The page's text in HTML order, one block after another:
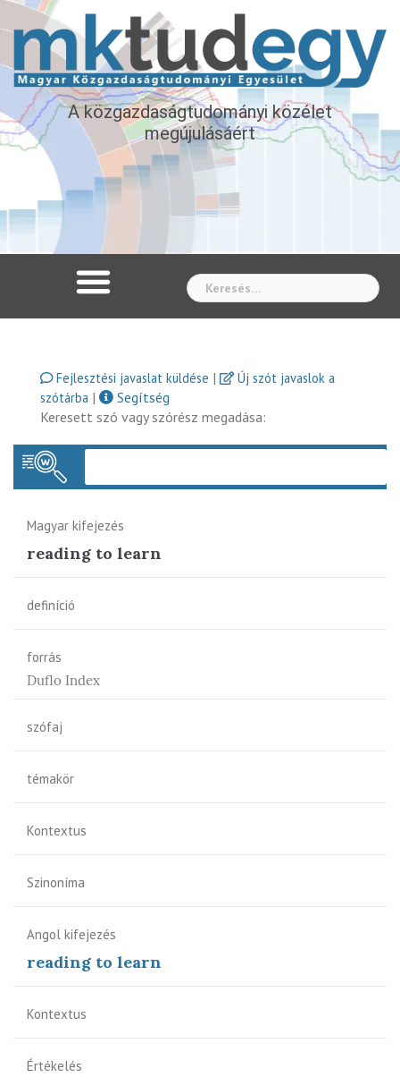
A közgazdaságtudományi közélet
megújulásáért
Fejlesztési javaslat küldése |
Új szót javaslok a
szótárba |
Segítség
Keresett szó vagy szórész megadása:
Magyar kifejezés
reading to learn
definíció
forrás
Duflo Index
szófaj
témakör
Kontextus
Szinoníma
Angol kifejezés
reading to learn
Kontextus
Értékelés